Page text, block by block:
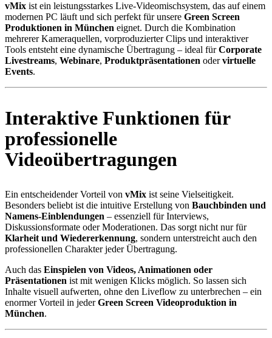
vMix ist ein leistungsstarkes Live-Videomischsystem, das auf einem
modernen PC läuft und sich perfekt für unsere Green Screen
Produktionen in München eignet. Durch die Kombination
mehrerer Kameraquellen, vorproduzierter Clips und interaktiver
Tools entsteht eine dynamische Übertragung – ideal fürCorporate
Livestreams, Webinare, Produktpräsentationen odervirtuelle
Events.
Interaktive Funktionen für
professionelle
Videoübertragungen
Ein entscheidender Vorteil von vMix ist seine Vielseitigkeit.
Besonders beliebt ist die intuitive Erstellung von Bauchbinden und
Namens-Einblendungen – essenziell für Interviews,
Diskussionsformate oder Moderationen. Das sorgt nicht nur für
Klarheit und Wiedererkennung, sondern unterstreicht auch den
professionellen Charakter jeder Übertragung.
Auch das Einspielen von Videos, Animationen oder
Präsentationen ist mit wenigen Klicks möglich. So lassen sich
Inhalte visuell aufwerten, ohne den Liveflow zu unterbrechen – ein
enormer Vorteil in jederGreen Screen Videoproduktion in
München.